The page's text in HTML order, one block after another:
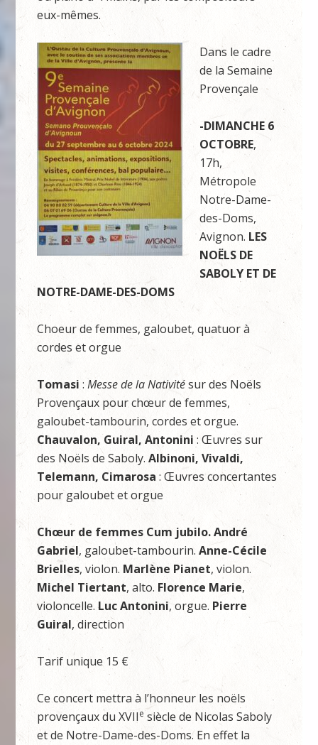
eux-mêmes.
Dans le cadre
de la Semaine
Provençale
-DIMANCHE 6
OCTOBRE,
17h,
Métropole
Notre-Dame-
des-Doms,
Avignon. LES
NOËLS DE
SABOLY ET DE
NOTRE-DAME-DES-DOMS
Choeur de femmes, galoubet, quatuor à
cordes et orgue
Tomasi :Messe de la Nativitésur des Noëls
Provençaux pour chœur de femmes,
galoubet-tambourin, cordes et orgue.
Chauvalon, Guiral, Antonini : Œuvres sur
des Noëls de Saboly.Albinoni, Vivaldi,
Telemann, Cimarosa : Œuvres concertantes
pour galoubet et orgue
Chœur de femmes Cum jubilo. André
Gabriel, galoubet-tambourin.Anne-Cécile
Brielles, violon. Marlène Pianet, violon.
Michel Tiertant, alto. Florence Marie,
violoncelle.Luc Antonini, orgue. Pierre
Guiral, direction
Tarif unique 15 €
Ce concert mettra à l’honneur les noëls
provençaux du XVIIe siècle de Nicolas Saboly
et de Notre-Dame-des-Doms. En effet la